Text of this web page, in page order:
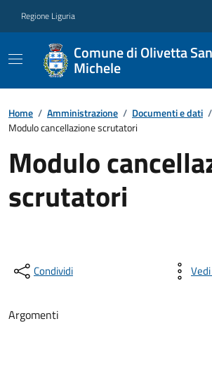
Regione Liguria
Comune di Olivetta San
Michele
Home / Amministrazione / Documenti e dati /
Modulo cancellazione scrutatori
Modulo
scrutatori
Condividi
Argomenti